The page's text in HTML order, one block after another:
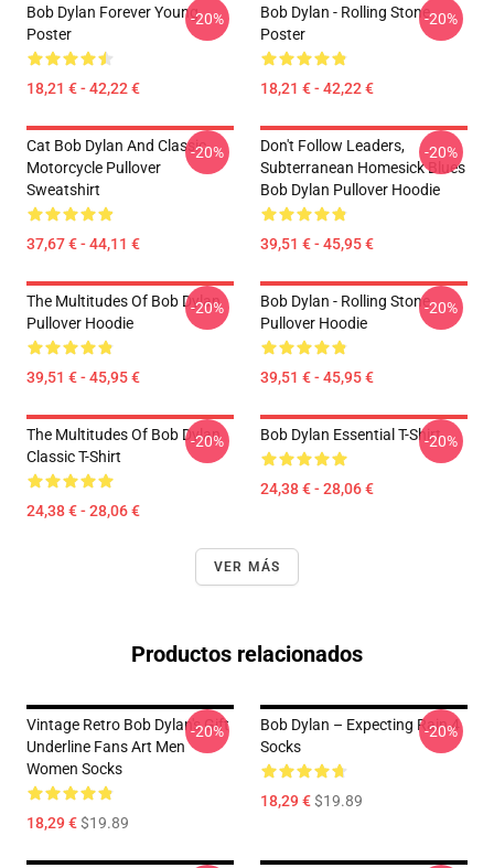
Bob Dylan Forever Young
Poster
18,21 € - 42,22 €
-20%
Bob Dylan - Rolling Stone
Poster
18,21 € - 42,22 €
-20%
Cat Bob Dylan And Classic
Motorcycle Pullover
Sweatshirt
37,67 € - 44,11 €
-20%
Don't Follow Leaders,
Subterranean Homesick Blues
Bob Dylan Pullover Hoodie
39,51 € - 45,95 €
-20%
The Multitudes Of Bob Dylan
Pullover Hoodie
39,51 € - 45,95 €
-20%
Bob Dylan - Rolling Stone
Pullover Hoodie
39,51 € - 45,95 €
-20%
The Multitudes Of Bob Dylan
Classic T-Shirt
24,38 € - 28,06 €
-20% Bob Dylan Essential T-Shirt
24,38 € - 28,06 €
-20%
VER MÁS
Productos relacionados
Vintage Retro Bob Dylan's Gift
Underline Fans Art Men
Women Socks
18,29 €$19.89
-20%
Bob Dylan – Expecting Rain 4
Socks
18,29 €$19.89
-20%